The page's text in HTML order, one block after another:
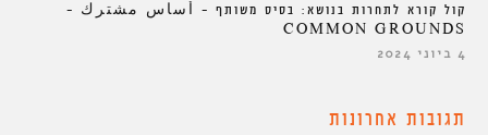
קול קורא לתחרות בנושא: בסיס משותף – أساس مشترك –
COMMON GROUNDS
4 ביוני 2024
תגובות אחרונות